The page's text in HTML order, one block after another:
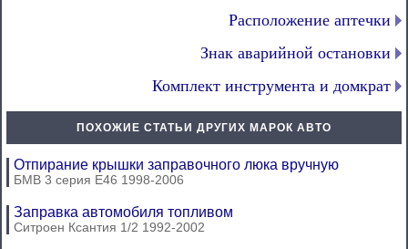
Расположение аптечки
Знак аварийной остановки
Комплект инструмента и домкрат
ПОХОЖИЕ СТАТЬИ ДРУГИХ МАРОК АВТО
Отпирание крышки заправочного люка вручную
БМВ 3 серия Е46 1998-2006
Заправка автомобиля топливом
Ситроен Ксантия 1/2 1992-2002